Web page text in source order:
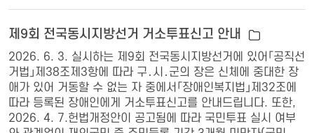
제9회 전국동시지방선거 거소투표신고 안내
2026. 6. 3. 실시하는 제9회 전국동시지방선거에 있어「공직선
거법」제38조제3항에 따라 구․시․군의 장은 신체에 중대한 장
애가 있어 거동할 수 없는 자 중에서「장애인복지법」제32조에
따라 등록된 장애인에게 거소투표신고를 안내드립니다. 또한,
2026. 4. 7.헌법개정안이 공고됨에 따라 국민투표 실시 여부